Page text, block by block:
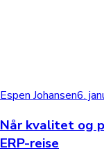
Espen Johansen6.
Når kvalitet og
ERP-reise